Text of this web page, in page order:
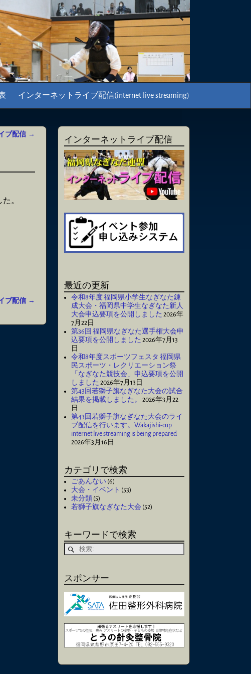
インターネットライブ配信(internet live streaming)
ブ配信 →
。
ブ配信 →
インターネットライブ配信
最近の更新
令和8年度 福岡県小学生なぎなた錬
成大会・福岡県中学生なぎなた新人
大会申込要項を公開しました 2026年
7月22日
第36回 福岡県なぎなた選手権大会申
込要項を公開しました 2026年7月13
日
令和8年度スポーツフェスタ 福岡県
民スポーツ・レクリエーション祭
「なぎなた競技会」申込要項を公開
しました 2026年7月13日
第43回若獅子旗なぎなた大会の試合
結果を掲載しました。
2026年3月22
日
第43回若獅子旗なぎなた大会のライ
ブ配信を行います。Wakajishi-cup
internet live streaming is being prepared
2026年3月16日
カテゴリで検索
ごあんない (6)
大会・イベント (53)
未分類 (5)
若獅子旗なぎなた大会 (52)
キーワードで検索
スポンサー